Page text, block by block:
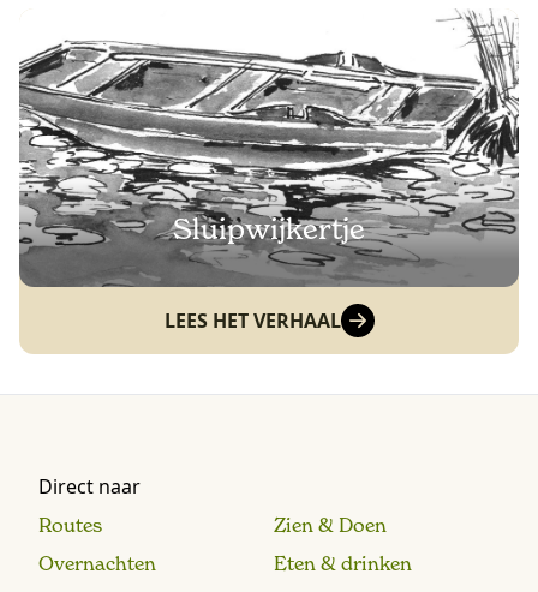
Sluipwijkertje
LEES HET VERHAAL
Direct naar
Routes
Zien & Doen
Overnachten
Eten & drinken